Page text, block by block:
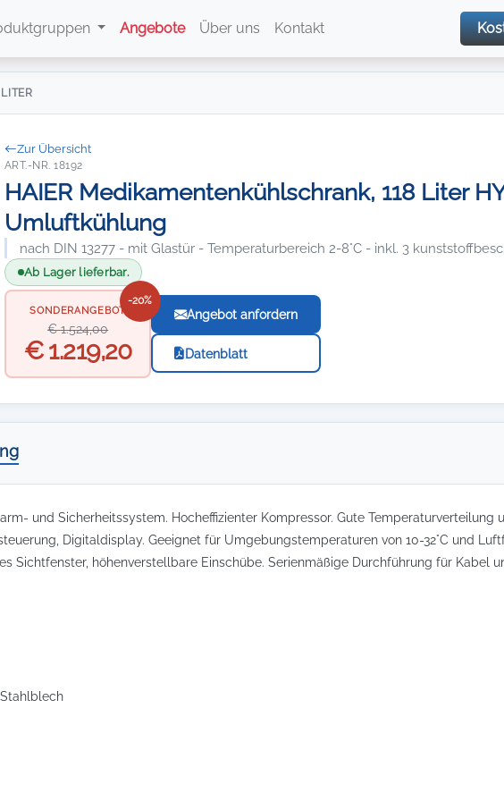
Angebote Über uns Kontakt
Zur Übersicht
ART.-NR. 18192
HAIER Medikamentenkühlschrank, 118 Liter
Umluftkühlung
nach DIN 13277 - mit Glastür - Temperaturbereich 2-8°C - inkl. 3
Ab Lager lieferbar.
-20%
SONDERANGEBOT
€ 1.524,00
€ 1.219,20
Angebot anfordern
Datenblatt
und Sicherheitssystem. Hocheffizienter Kompressor. Gute
Digitaldisplay. Geeignet für Umgebungstemperaturen von 10-32°C und
Sichtfenster, höhenverstellbare Einschübe. Serienmäßige Durchführung für Kabel